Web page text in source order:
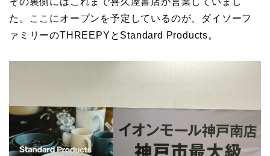
た。ここにオープンを予定しているのが、ダイソーフ
ァミリーのTHREEPYとStandard Products。